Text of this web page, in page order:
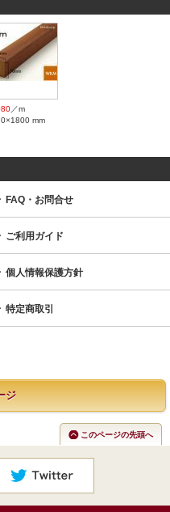
／m
mm
FAQ・お問合せ
ご利用ガイド
個人情報保護方針
特定商取引
ジ
このページの先頭へ